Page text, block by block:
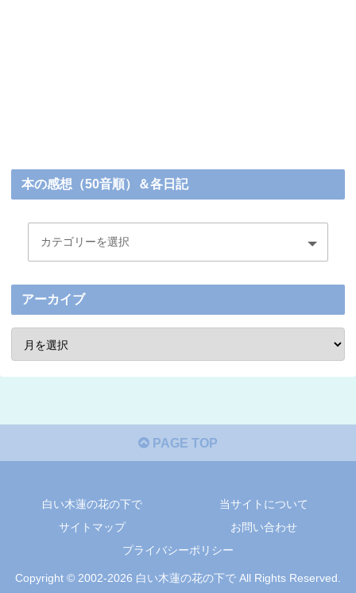
本の感想（50音順）＆各日記
アーカイブ
PAGE TOP
白い木蓮の花の下で
当サイトについて
サイトマップ
お問い合わせ
プライバシーポリシー
Copyright © 2002-2026 白い木蓮の花の下で All Rights Reserved.